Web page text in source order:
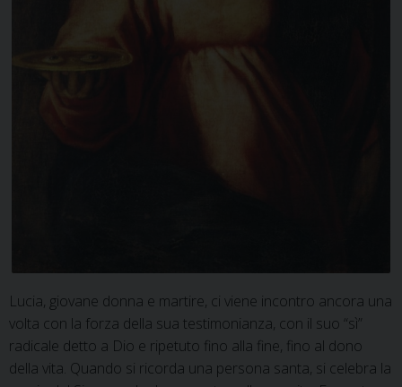
Lucia, giovane donna e martire, ci viene incontro ancora una
volta con la forza della sua testimonianza, con il suo “sì”
radicale detto a Dio e ripetuto fino alla fine, fino al dono
della vita. Quando si ricorda una persona santa, si celebra la